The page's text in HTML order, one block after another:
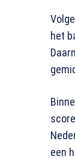
het
een